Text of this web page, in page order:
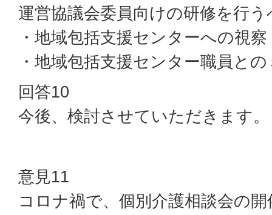
運営協議会委員向けの研修を行
・地域包括支援センターへの視察
・地域包括支援センター職員と
回答10
今後、検討させていただきます。
意見11
コロナ禍で、個別介護相談会の